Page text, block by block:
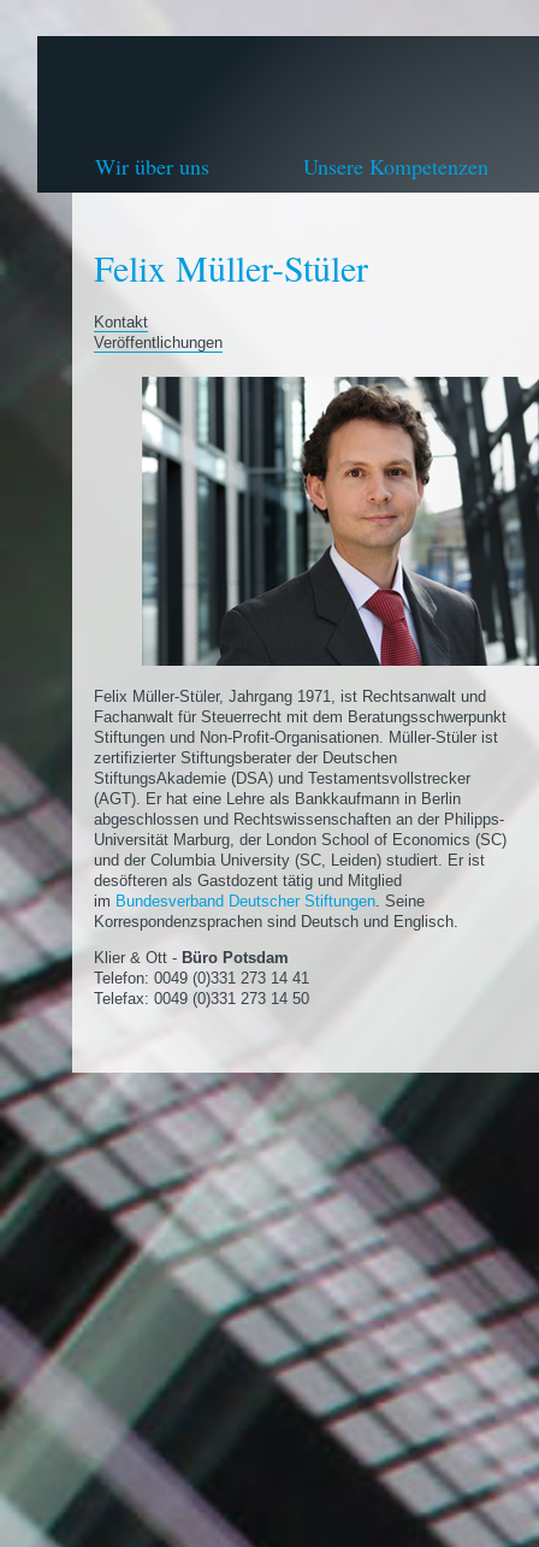
Wir über uns Unsere Kompetenzen
Felix Müller-Stüler
Kontakt
Veröffentlichungen
Felix Müller-Stüler, Jahrgang 1971, ist Rechtsanwalt und
Fachanwalt für Steuerrecht mit dem Beratungsschwerpunkt
Stiftungen und Non-Profit-Organisationen. Müller-Stüler ist
zertifizierter Stiftungsberater der Deutschen
StiftungsAkademie (DSA) und Testamentsvollstrecker
(AGT). Er hat eine Lehre als Bankkaufmann in Berlin
abgeschlossen und Rechtswissenschaften an der Philipps-
Universität Marburg, der London School of Economics (SC)
und der Columbia University (SC, Leiden) studiert. Er ist
desöfteren als Gastdozent tätig und Mitglied
im Bundesverband Deutscher Stiftungen. Seine
Korrespondenzsprachen sind Deutsch und Englisch.
Klier & Ott - Büro Potsdam
Telefon: 0049 (0)331 273 14 41
Telefax: 0049 (0)331 273 14 50